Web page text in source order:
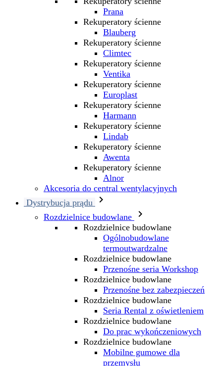
Prana
Rekuperatory ścienne
Blauberg
Rekuperatory ścienne
Climtec
Rekuperatory ścienne
Ventika
Rekuperatory ścienne
Europlast
Rekuperatory ścienne
Harmann
Rekuperatory ścienne
Lindab
Rekuperatory ścienne
Awenta
Rekuperatory ścienne
Alnor
Akcesoria do central wentylacyjnych
Dystrybucja prądu

Rozdzielnice budowlane 
Rozdzielnice budowlane
Ogólnobudowlane
termoutwardzalne
Rozdzielnice budowlane
Przenośne seria Workshop
Rozdzielnice budowlane
Przenośne bez zabezpieczeń
Rozdzielnice budowlane
Seria Rental z oświetleniem
Rozdzielnice budowlane
Do prac wykończeniowych
Rozdzielnice budowlane
Mobilne gumowe dla
przemysłu